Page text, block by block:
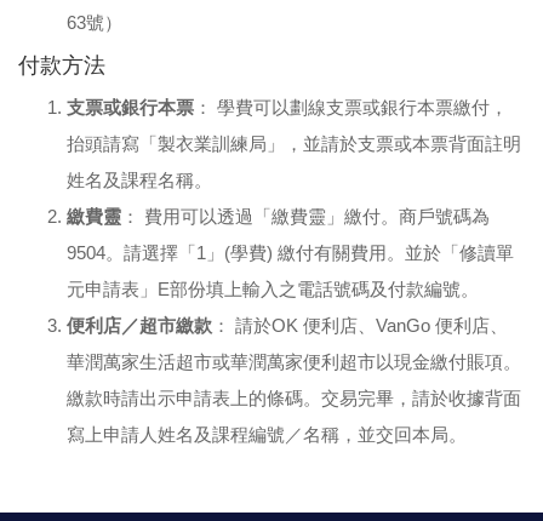
63號）
付款方法
支票或銀行本票 ： 學費可以劃線支票或銀行本票繳付，
抬頭請寫「製衣業訓練局」，並請於支票或本票背面註明
姓名及課程名稱。
繳費靈 ： 費用可以透過「繳費靈」繳付。商戶號碼為
9504。請選擇「1」(學費) 繳付有關費用。並於「修讀單
元申請表」E部份填上輸入之電話號碼及付款編號。
便利店／超市繳款 ： 請於OK 便利店、VanGo 便利店、
華潤萬家生活超市或華潤萬家便利超市以現金繳付賬項。
繳款時請出示申請表上的條碼。交易完畢，請於收據背面
寫上申請人姓名及課程編號／名稱，並交回本局。